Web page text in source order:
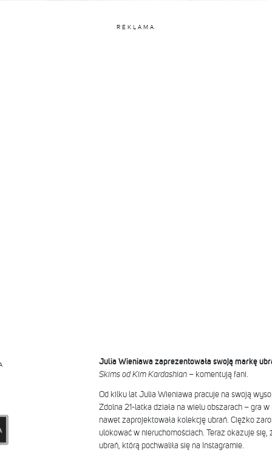
REKLAMA
Julia Wieniawa zaprezentowała swoją markę
Skims od Kim Kardashian– komentują fani.
Od kilku lat Julia Wieniawa pracuje na swoją
Zdolna 21-latka działa na wielu obszarach – gra
nawet zaprojektowała kolekcję ubrań. Ciężko
ulokować w nieruchomościach. Teraz okazuje się,
ubrań, którą pochwaliła się na Instagramie.